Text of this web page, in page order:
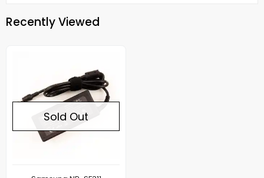
Recently Viewed
Sold Out